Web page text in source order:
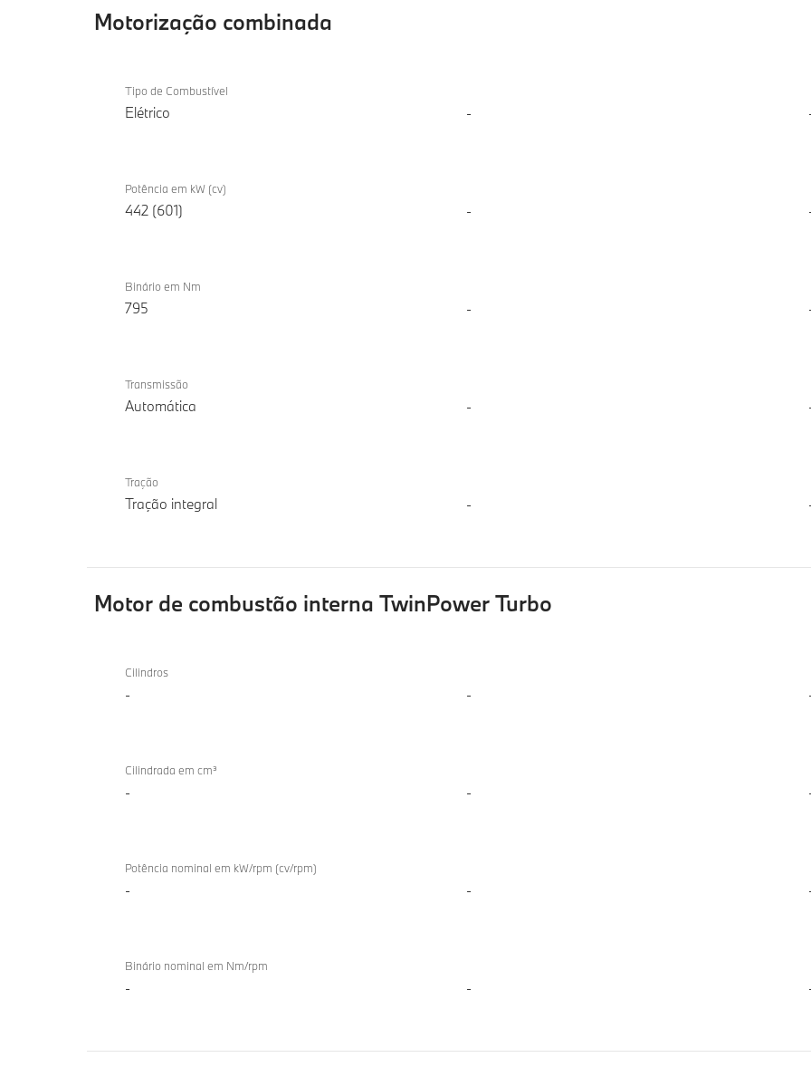
Motorização combinada
combinada
i5 M60
xDrive
Tipo de Combustível
Elétrico -
Potência em kW (cv)
442 (601) -
Binário em Nm
795 -
Transmissão
Automática -
Tração
Tração integral -
Motor de combustão interna TwinPower Turbo
combustão
i5 M60
xDrive
Cilindros
- -
Cilindrada em cm³
- -
Potência nominal em kW/rpm (cv/rpm)
- -
Binário nominal em Nm/rpm
- -